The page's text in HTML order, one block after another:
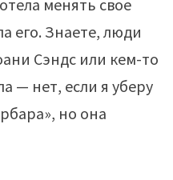
менять свое
его. Знаете, люди
Сэндс или кем-то
— нет, если я уберу
но она